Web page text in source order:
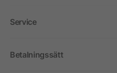
Service
Betalningssätt